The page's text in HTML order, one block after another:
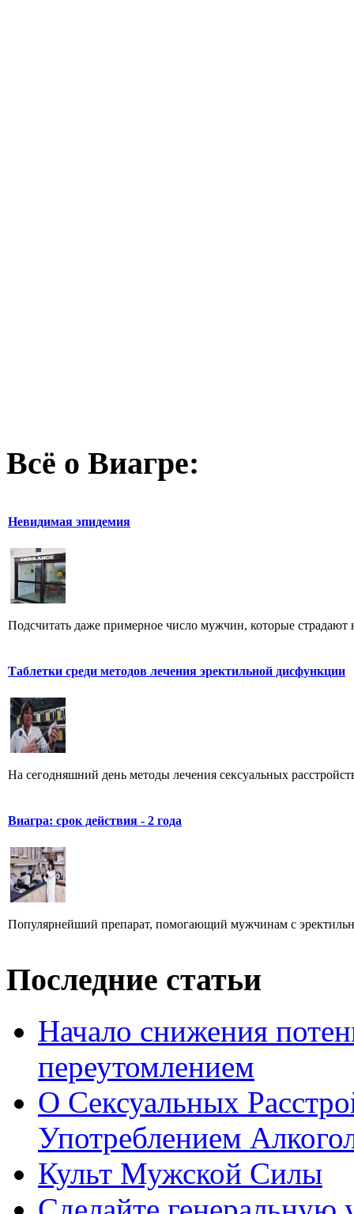
Всё о Виагре:
Невидимая эпидемия
Подсчитать даже примерное число мужчин, которые
Таблетки среди методов лечения эректильной дисфункции
На сегодняшний день методы лечения сексуальных
Виагра: срок действия - 2 года
Популярнейший препарат, помогающий мужчинам с
Последние статьи
Начало снижения
переутомлением
О Сексуальных
Употреблением
Культ Мужской Силы